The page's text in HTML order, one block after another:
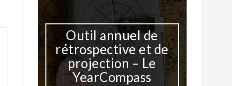
Outil annuel de
rétrospective et de
projection – Le
YearCompass